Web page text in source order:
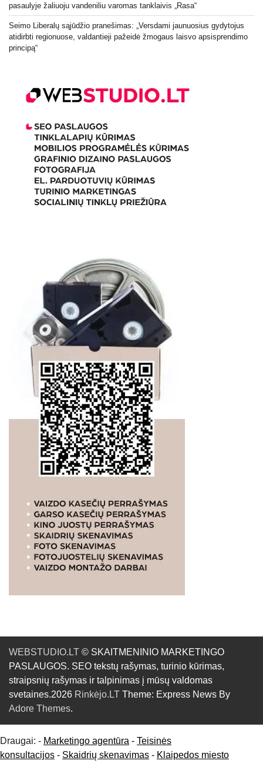
pasaulyje žaliuoju vandeniliu varomas tanklaivis „Rasa“
Seimo Liberalų sąjūdžio pranešimas: „Versdami jaunuosius gydytojus
atidirbti regionuose, valdantieji pažeidė žmogaus laisvo apsisprendimo
principą“
WEBSTUDIO.LT © SKAITMENINIO MARKETINGO
PASLAUGOS. SEO tekstų rašymas, turinio kūrimas,
straipsnių rašymas ir talpinimas į mūsų valdomas
svetaines.2026 Rinkėjo.LT Theme: Express News By
Adore Themes.
Draugai: - Marketingo agentūra - Teisinės
konsultacijos - Skaidrių skenavimas - Klaipedos miesto